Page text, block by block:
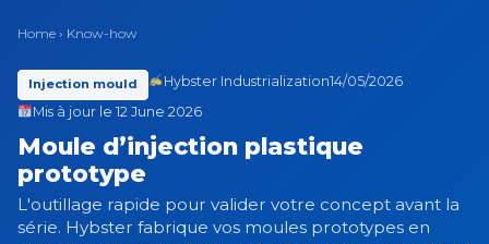
Home › Know-how
Injection mould Hybster Industrialization14/05/2026
Mis à jour le 12 June 2026
Moule d’injection plastique
prototype
L'outillage rapide pour valider votre concept avant la
série. Hybster fabrique vos moules prototypes en